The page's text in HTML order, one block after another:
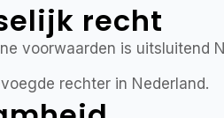
recht
voorwaarden is uitsluitend
rechter in Nederland.